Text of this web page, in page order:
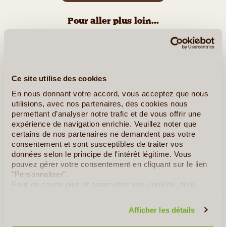
Ce site utilise des cookies
En nous donnant votre accord, vous acceptez que nous
utilisions, avec nos partenaires, des cookies nous
permettant d’analyser notre trafic et de vous offrir une
expérience de navigation enrichie. Veuillez noter que
certains de nos partenaires ne demandent pas votre
consentement et sont susceptibles de traiter vos
données selon le principe de l'intérêt légitime. Vous
pouvez gérer votre consentement en cliquant sur le lien
"Personnaliser".
Pour en savoir plus et paramétrer vos cookies, nous
Afficher les détails
Pour aller plus loin...
Les Maldives Insolites
Plutôt que de nous attarder sur les plages paradisiaques, les
atolls idylliques et les fonds marins extraordinaires de l'archipel,